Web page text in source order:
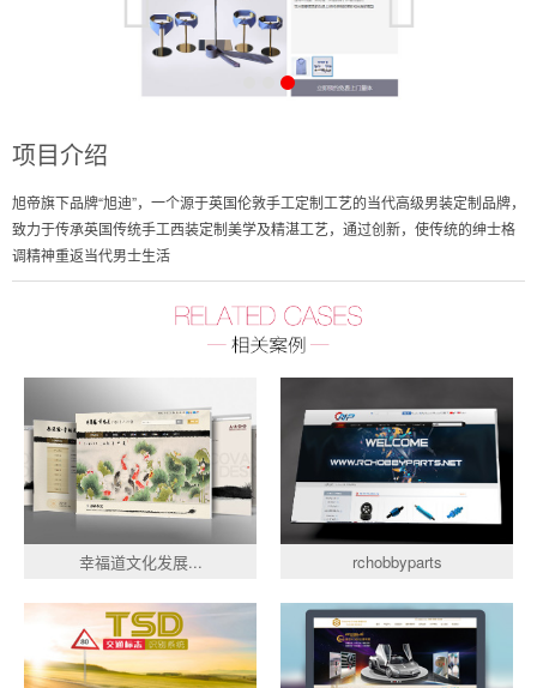
项目介绍
旭帝旗下品牌“旭迪”，一个源于英国伦敦手工定制工艺的当代高级男装定制品牌，
致力于传承英国传统手工西装定制美学及精湛工艺，通过创新，使传统的绅士格
调精神重返当代男士生活
幸福道文化发展... rchobbyparts